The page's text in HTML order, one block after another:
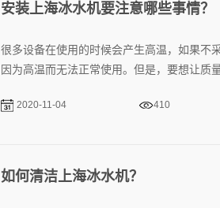
安装上海冰水机要注意哪些事情？
很多设备在使用的时候会产生高温，如果不
因为高温而无法正常使用。但是，要想让质
2020-11-04 410
如何清洁上海冰水机？